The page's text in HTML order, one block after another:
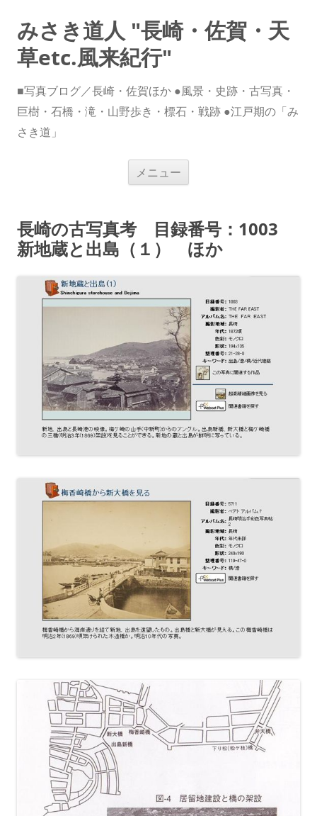
みさき道人 "長崎・佐賀・天
草etc.風来紀行"
■写真ブログ／長崎・佐賀ほか ●風景・史跡・古写真・
巨樹・石橋・滝・山野歩き・標石・戦跡 ●江戸期の「み
さき道」
メニュー
ス
キ
ッ
プ
長崎の古写真考 目録番号：1003
新地蔵と出島（１） ほか